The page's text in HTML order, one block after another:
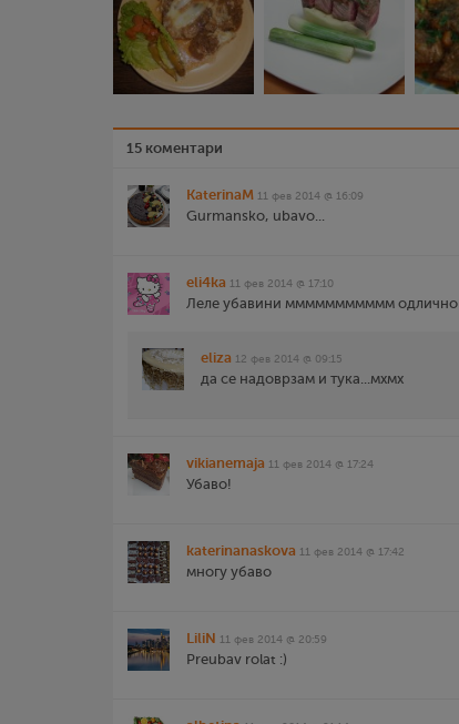
15 коментари
KaterinaM 11 фев 2014 @ 16:09
Gurmansko, ubavo...
eli4ka 11 фев 2014 @ 17:10
Леле убавини ммммммммммм одлично
eliza 12 фев 2014 @ 09:15
да се надоврзам и тука...мхмх
vikianemaja 11 фев 2014 @ 17:24
Убаво!
katerinanaskova 11 фев 2014 @ 17:42
многу убаво
LiliN 11 фев 2014 @ 20:59
Preubav rolat :)